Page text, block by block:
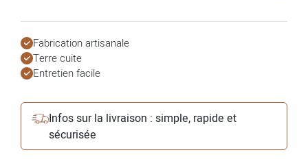
Fabrication artisanale
Terre cuite
Entretien facile
Infos sur la livraison : simple, rapide et
sécurisée